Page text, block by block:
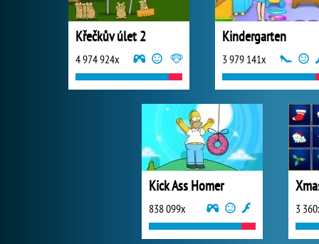
Křečkův úlet 2
4 974 924x
Kindergarten
3 979 141x
Kick Ass Homer
838 099x 3